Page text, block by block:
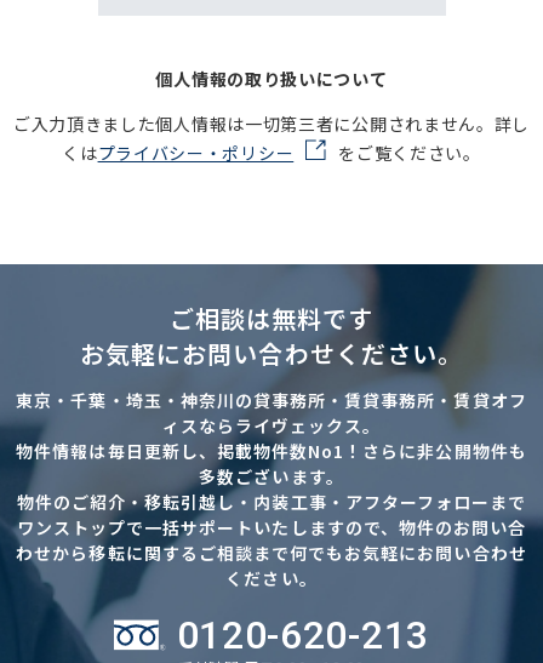
個人情報の取り扱いについて
ご入力頂きました個人情報は一切第三者に公開されません。詳し
くはプライバシー・ポリシー をご覧ください。
ご相談は無料です
お気軽にお問い合わせください。
東京・千葉・埼玉・神奈川の貸事務所・賃貸事務所・賃貸オフ
ィスならライヴェックス。
物件情報は毎日更新し、掲載物件数No1！さらに非公開物件も
多数ございます。
物件のご紹介・移転引越し・内装工事・アフターフォローまで
ワンストップで一括サポートいたしますので、物件のお問い合
わせから移転に関するご相談まで何でもお気軽にお問い合わせ
ください。
0120-620-213